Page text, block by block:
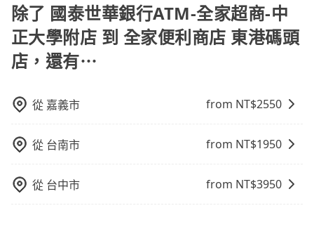
外支付費用。
受更實惠的價格，一樣可享受到府接送的便利。
除了 國泰世華銀行ATM-全家超商-中
正大學附店 到 全家便利商店 東港碼頭
店，還有⋯
從 嘉義市 from NT$2550
從 台南市 from NT$1950
從 台中市 from NT$3950